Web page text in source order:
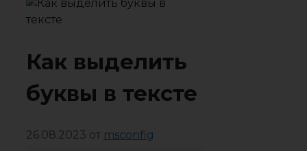
Как выделить
буквы в тексте
26.08.2023 от msconfig